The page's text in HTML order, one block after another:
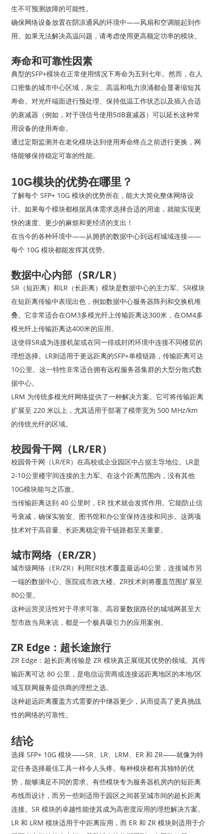
生不可预测故障的可能性。
确保网络设备放置在阴凉通风的环境中——风扇和空调能起到作
用。如果无法解决高温问题，请考虑使用更高额定功率的模块。
寿命和可靠性因素
典型的SFP+模块在正常使用情况下寿命为五到七年。然而，在人
口密集的城市中心区域，灰尘、高温和电力浪涌都会显著缩短其
寿命。对光纤端面进行预处理、保持低温工作状态以及插入合适
的衰减器（例如，对于强信号使用5dB衰减器）可以延长这种常
用设备的使用寿命。
通过定期监测并在老化模块达到使用寿命终点之前进行更换，网
络能够保持稳定可靠的性能。
10G模块的优势在哪里？
了解每个 SFP+ 10G 模块的优势所在，能大大简化整体网络设
计。如果每个模块都根据具体需求选择合适的用途，就能实现更
快的速度、更少的麻烦和更经济的支出！
在当今的各种环境中——从拥挤的数据中心到远程城域连接——
每个 10G 模块都能发挥其优势。
数据中心内部（SR/LR）
SR（短距离）和LR（长距离）模块是数据中心的主力军。SR模块
在短距离传输中表现出色，例如数据中心服务器阵列和交换机堆
叠。它非常适合在OM3多模光纤上传输距离达300米，在OM4多
模光纤上传输距离达400米的应用。
这使得SR成为连接机架或在同一排或封闭环境中连接不同楼层的
理想选择。LR则适用于更远距离的SFP+单模链路，传输距离可达
10公里。这一特性非常适合拥有远程服务器集群的大型分散式数
据中心。
LRM 为传统多模光纤网络提供了一种解决方案。它可将传输距离
扩展至 220 米以上，尤其适用于部署了模带宽为 500 MHz/km
的传统光纤的区域。
校园骨干网（LR/ER）
校园骨干网（LR/ER）在高校或企业园区中占据主导地位。LR是
2-10公里楼宇间连接的主力军。在这个距离范围内，没有其他
10G模块能与之匹敌。
当传输距离达到 40 公里时，ER 技术就会发挥作用。它能防止信
号衰减，确保实验室、图书馆和办公室保持连接和同步。这两项
技术对于高容量、长距离稳定骨干链路都至关重要。
城市网络（ER/ZR）
城市级网络（ER/ZR）利用ER技术覆盖最远40公里，连接城市另
一端的数据中心、医院或市政大楼。ZR技术则将覆盖范围扩展至
80公里。
这种运营灵活性对于寻求可靠、高容量数据路径的城域网甚至大
型市政当局来说，都是一个极具吸引力的应用案例。
ZR Edge：超长途旅行
ZR Edge：超长距离传输是 ZR 模块真正展现其优势的领域。其传
输距离可达 80 公里，是电信运营商或连接远距离地区的本地/区
域互联网服务提供商的理想之选。
这种超远距离覆盖方式需要的中继器更少，从而提高了更具挑战
性的网络的可靠性。
结论
选择 SFP+ 10G 模块——SR、LR、LRM、ER 和 ZR——就像为特
定任务选择最佳工具一样令人头疼。每种模块都有其独特的优
势，能够满足不同的需求。有些模块专为服务器机房内的短距离
布线而设计，而另一些则适用于园区之间甚至城市间的超长距离
连接。SR 模块的卓越性能使其成为高密度应用的理想解决方案。
LR 和 LRM 模块适用于中距离应用，而 ER 和 ZR 模块则适用于介